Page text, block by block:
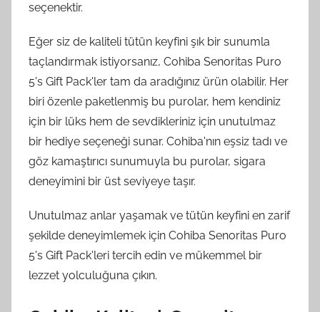
seçenektir.
Eğer siz de kaliteli tütün keyfini şık bir sunumla
taçlandırmak istiyorsanız, Cohiba Senoritas Puro
5's Gift Pack'ler tam da aradığınız ürün olabilir. Her
biri özenle paketlenmiş bu purolar, hem kendiniz
için bir lüks hem de sevdikleriniz için unutulmaz
bir hediye seçeneği sunar. Cohiba'nın eşsiz tadı ve
göz kamaştırıcı sunumuyla bu purolar, sigara
deneyimini bir üst seviyeye taşır.
Unutulmaz anlar yaşamak ve tütün keyfini en zarif
şekilde deneyimlemek için Cohiba Senoritas Puro
5's Gift Pack'leri tercih edin ve mükemmel bir
lezzet yolculuğuna çıkın.